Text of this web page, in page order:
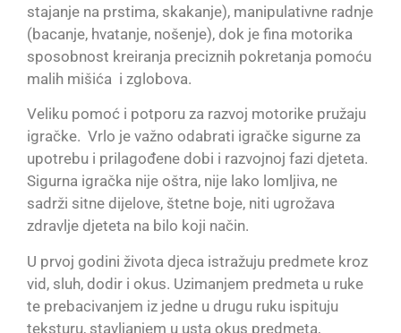
stajanje na prstima, skakanje), manipulativne radnje
(bacanje, hvatanje, nošenje), dok je fina motorika
sposobnost kreiranja preciznih pokretanja pomoću
malih mišića i zglobova.
Veliku pomoć i potporu za razvoj motorike pružaju
igračke. Vrlo je važno odabrati igračke sigurne za
upotrebu i prilagođene dobi i razvojnoj fazi djeteta.
Sigurna igračka nije oštra, nije lako lomljiva, ne
sadrži sitne dijelove, štetne boje, niti ugrožava
zdravlje djeteta na bilo koji način.
U prvoj godini života djeca istražuju predmete kroz
vid, sluh, dodir i okus. Uzimanjem predmeta u ruke
te prebacivanjem iz jedne u drugu ruku ispituju
teksturu, stavljanjem u usta okus predmeta,